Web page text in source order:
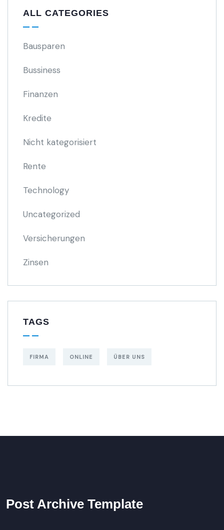
ALL CATEGORIES
Bausparen
Bussiness
Finanzen
Kredite
Nicht kategorisiert
Rente
Technology
Uncategorized
Versicherungen
Zinsen
TAGS
FIRMA ONLINE ÜBER UNS
Post Archive Template